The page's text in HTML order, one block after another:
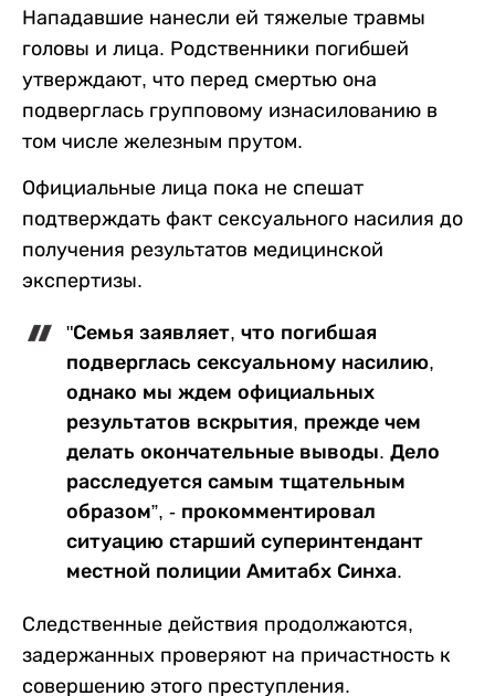
Нападавшие нанесли ей тяжелые травмы
головы и лица. Родственники погибшей
утверждают, что перед смертью она
подверглась групповому изнасилованию в
том числе железным прутом.
Официальные лица пока не спешат
подтверждать факт сексуального насилия до
получения результатов медицинской
экспертизы.
"Семья заявляет, что погибшая
подверглась сексуальному насилию,
однако мы ждем официальных
результатов вскрытия, прежде чем
делать окончательные выводы. Дело
расследуется самым тщательным
образом”, - прокомментировал
ситуацию старший суперинтендант
местной полиции Амитабх Синха.
Следственные действия продолжаются,
задержанных проверяют на причастность к
совершению этого преступления.